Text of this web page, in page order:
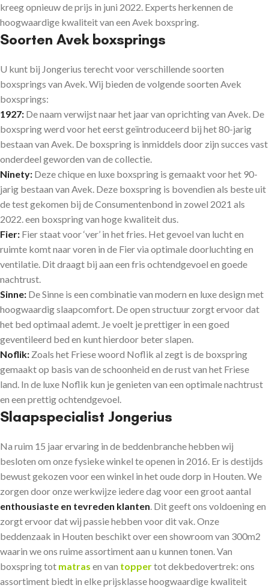
kreeg opnieuw de prijs in juni 2022. Experts herkennen de
hoogwaardige kwaliteit van een Avek boxspring.
Soorten Avek boxsprings
U kunt bij Jongerius terecht voor verschillende soorten
boxsprings van Avek. Wij bieden de volgende soorten Avek
boxsprings:
1927: De naam verwijst naar het jaar van oprichting van Avek. De
boxspring werd voor het eerst geïntroduceerd bij het 80-jarig
bestaan van Avek. De boxspring is inmiddels door zijn succes vast
onderdeel geworden van de collectie.
Ninety: Deze chique en luxe boxspring is gemaakt voor het 90-
jarig bestaan van Avek. Deze boxspring is bovendien als beste uit
de test gekomen bij de Consumentenbond in zowel 2021 als
2022. een boxspring van hoge kwaliteit dus.
Fier: Fier staat voor ‘ver’ in het fries. Het gevoel van lucht en
ruimte komt naar voren in de Fier via optimale doorluchting en
ventilatie. Dit draagt bij aan een fris ochtendgevoel en goede
nachtrust.
Sinne: De Sinne is een combinatie van modern en luxe design met
hoogwaardig slaapcomfort. De open structuur zorgt ervoor dat
het bed optimaal ademt. Je voelt je prettiger in een goed
geventileerd bed en kunt hierdoor beter slapen.
Noflik: Zoals het Friese woord Noflik al zegt is de boxspring
gemaakt op basis van de schoonheid en de rust van het Friese
land. In de luxe Noflik kun je genieten van een optimale nachtrust
en een prettig ochtendgevoel.
Slaapspecialist Jongerius
Na ruim 15 jaar ervaring in de beddenbranche hebben wij
besloten om onze fysieke winkel te openen in 2016. Er is destijds
bewust gekozen voor een winkel in het oude dorp in Houten. We
zorgen door onze werkwijze iedere dag voor een groot aantal
enthousiaste en tevreden klanten. Dit geeft ons voldoening en
zorgt ervoor dat wij passie hebben voor dit vak. Onze
beddenzaak in Houten beschikt over een showroom van 300m2
waarin we ons ruime assortiment aan u kunnen tonen. Van
boxspring tot matras en van toppertot dekbedovertrek: ons
assortiment biedt in elke prijsklasse hoogwaardige kwaliteit